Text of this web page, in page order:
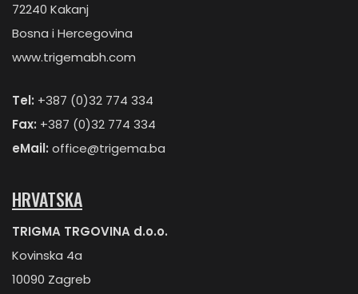
72240 Kakanj
Bosna i Hercegovina
www.trigemabh.com
Tel: +387 (0)32 774 334
Fax: +387 (0)32 774 334
eMail: office@trigema.ba
HRVATSKA
TRIGMA TRGOVINA d.o.o.
Kovinska 4a
10090 Zagreb